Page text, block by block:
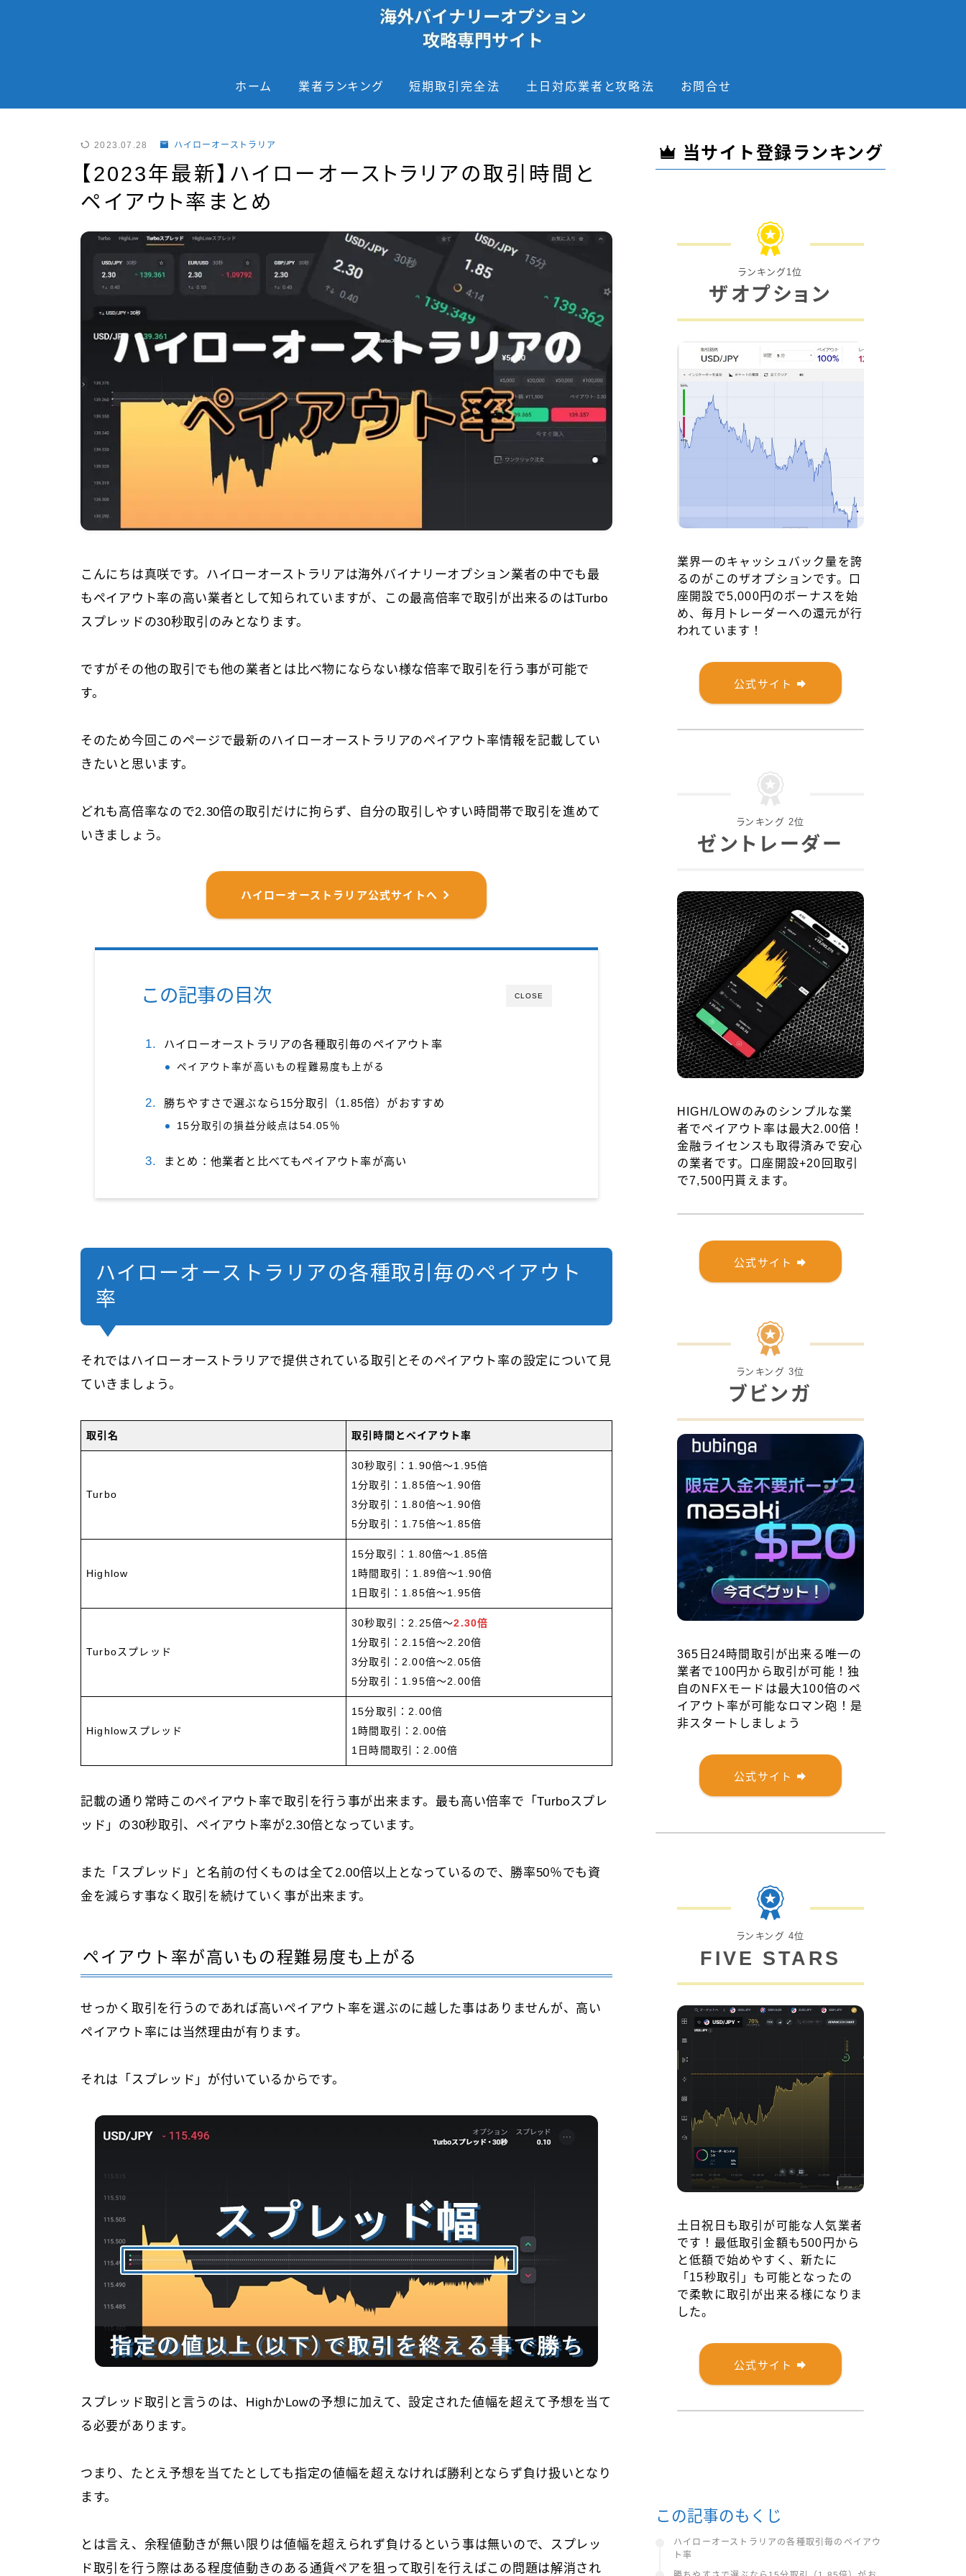
ホーム 業者ランキング 短期取引完全法 土日対応業者と攻略法 お問合せ
2023.07.28 ハイローオーストラリア
【2023年最新】ハイローオーストラリアの取引時間と
ペイアウト率まとめ
こんにちは真咲です。ハイローオーストラリアは海外バイナリーオプション業者の中でも最
もペイアウト率の高い業者として知られていますが、この最高倍率で取引が出来るのはTurbo
スプレッドの30秒取引のみとなります。
ですがその他の取引でも他の業者とは比べ物にならない様な倍率で取引を行う事が可能で
す。
そのため今回このページで最新のハイローオーストラリアのペイアウト率情報を記載してい
きたいと思います。
どれも高倍率なので2.30倍の取引だけに拘らず、自分の取引しやすい時間帯で取引を進めて
いきましょう。
ハイローオーストラリア公式サイトへ
CLOSE
この記事の目次
ハイローオーストラリアの各種取引毎のペイアウト率
ペイアウト率が高いもの程難易度も上がる
勝ちやすさで選ぶなら15分取引（1.85倍）がおすすめ
15分取引の損益分岐点は54.05％
まとめ：他業者と比べてもペイアウト率が高い
ハイローオーストラリアの各種取引毎のペイアウト
率
それではハイローオーストラリアで提供されている取引とそのペイアウト率の設定について見
ていきましょう。
取引名 取引時間とペイアウト率
Turbo
30秒取引：1.90倍～1.95倍
1分取引：1.85倍～1.90倍
3分取引：1.80倍～1.90倍
5分取引：1.75倍～1.85倍
Highlow
15分取引：1.80倍～1.85倍
1時間取引：1.89倍～1.90倍
1日取引：1.85倍～1.95倍
Turboスプレッド
30秒取引：2.25倍～2.30倍
1分取引：2.15倍～2.20倍
3分取引：2.00倍～2.05倍
5分取引：1.95倍～2.00倍
Highlowスプレッド
15分取引：2.00倍
1時間取引：2.00倍
1日時間取引：2.00倍
記載の通り常時このペイアウト率で取引を行う事が出来ます。最も高い倍率で「Turboスプレ
ッド」の30秒取引、ペイアウト率が2.30倍となっています。
また「スプレッド」と名前の付くものは全て2.00倍以上となっているので、勝率50％でも資
金を減らす事なく取引を続けていく事が出来ます。
ペイアウト率が高いもの程難易度も上がる
せっかく取引を行うのであれば高いペイアウト率を選ぶのに越した事はありませんが、高い
ペイアウト率には当然理由が有ります。
それは「スプレッド」が付いているからです。
スプレッド取引と言うのは、HighかLowの予想に加えて、設定された値幅を超えて予想を当て
る必要があります。
つまり、たとえ予想を当てたとしても指定の値幅を超えなければ勝利とならず負け扱いとなり
ます。
とは言え、余程値動きが無い限りは値幅を超えられず負けるという事は無いので、スプレッ
ド取引を行う際はある程度値動きのある通貨ペアを狙って取引を行えばこの問題は解消され
当サイト登録ランキング
ランキング1位
ザオプション
業界一のキャッシュバック量を誇
るのがこのザオプションです。口
座開設で5,000円のボーナスを始
め、毎月トレーダーへの還元が行
われています！
公式サイト
ランキング 2位
ゼントレーダー
HIGH/LOWのみのシンプルな業
者でペイアウト率は最大2.00倍！
金融ライセンスも取得済みで安心
の業者です。口座開設+20回取引
で7,500円貰えます。
公式サイト
ランキング 3位
ブビンガ
365日24時間取引が出来る唯一の
業者で100円から取引が可能！独
自のNFXモードは最大100倍のペ
イアウト率が可能なロマン砲！是
非スタートしましょう
公式サイト
ランキング 4位
FIVE STARS
土日祝日も取引が可能な人気業者
です！最低取引金額も500円から
と低額で始めやすく、新たに
「15秒取引」も可能となったの
で柔軟に取引が出来る様になりま
した。
公式サイト
この記事のもくじ
ハイローオーストラリアの各種取引毎のペイアウ
ト率